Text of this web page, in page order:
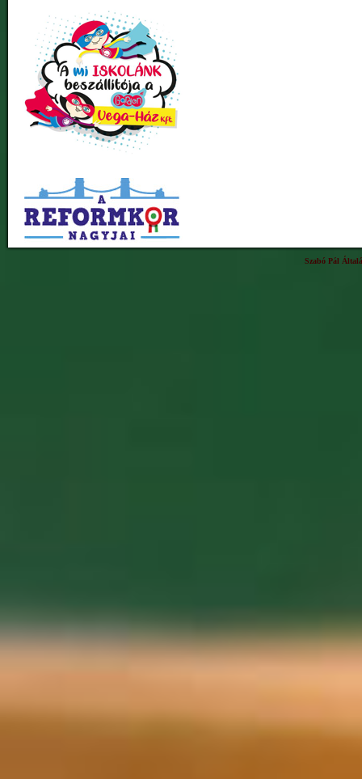
Szabó Pál